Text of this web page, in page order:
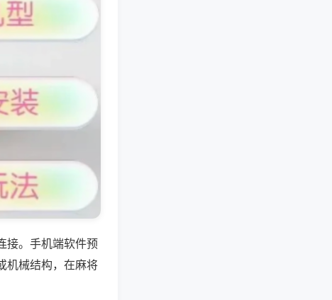
接。手机端软件预
机械结构，在麻将